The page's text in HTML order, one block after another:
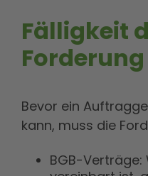
Fälligkeit
Forderung
Bevor ein
kann, muss die
BGB-